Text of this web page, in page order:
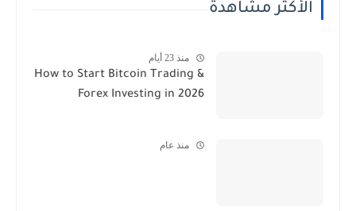
الأكثر مشاهدة
منذ 23 أيام
How to Start Bitcoin Trading &
Forex Investing in 2026
منذ عام